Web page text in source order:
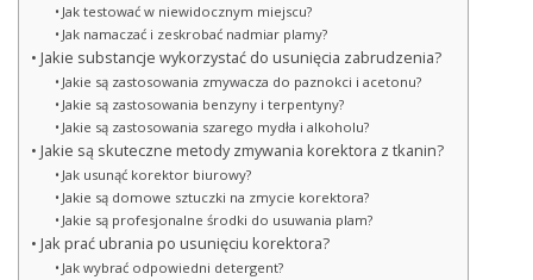
Jak testować w niewidocznym miejscu?
Jak namaczać i zeskrobać nadmiar plamy?
Jakie substancje wykorzystać do usunięcia zabrudzenia?
Jakie są zastosowania zmywacza do paznokci i acetonu?
Jakie są zastosowania benzyny i terpentyny?
Jakie są zastosowania szarego mydła i alkoholu?
Jakie są skuteczne metody zmywania korektora z tkanin?
Jak usunąć korektor biurowy?
Jakie są domowe sztuczki na zmycie korektora?
Jakie są profesjonalne środki do usuwania plam?
Jak prać ubrania po usunięciu korektora?
Jak wybrać odpowiedni detergent?